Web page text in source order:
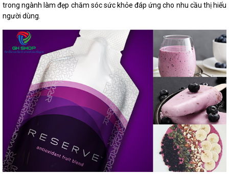
trong ngành làm đẹp chăm sóc sức khỏe đáp ứng cho nhu cầu thị hiếu
người dùng.